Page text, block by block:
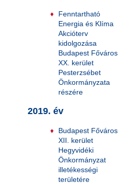
Fenntartható
Energia és Klíma
Akcióterv
kidolgozása
Budapest Főváros
XX. kerület
Pesterzsébet
Önkormányzata
részére
2019. év
Budapest Főváros
XII. kerület
Hegyvidéki
Önkormányzat
illetékességi
területére